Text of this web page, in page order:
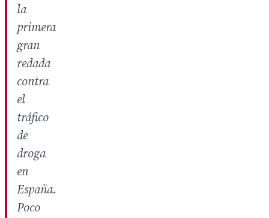
la
primera
gran
redada
contra
el
tráfico
de
droga
en
España.
Poco